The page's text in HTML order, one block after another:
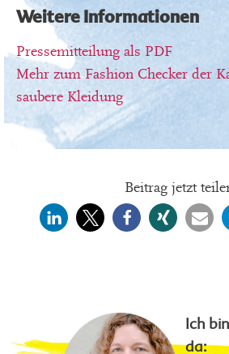
Weitere Informationen
Pressemitteilung als PDF
Mehr zum Fashion Checker der
saubere Kleidung
Beitrag jetzt
Ich
da: